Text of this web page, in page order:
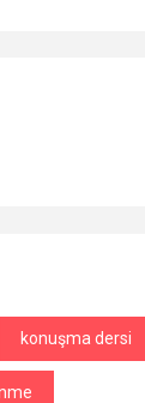
konuşma dersi